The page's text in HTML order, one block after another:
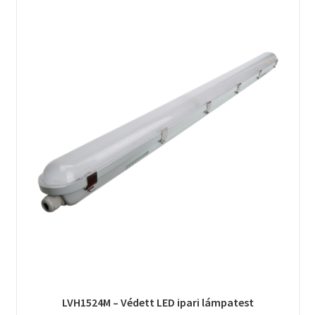
LVH1524M – Védett LED ipari lámpatest